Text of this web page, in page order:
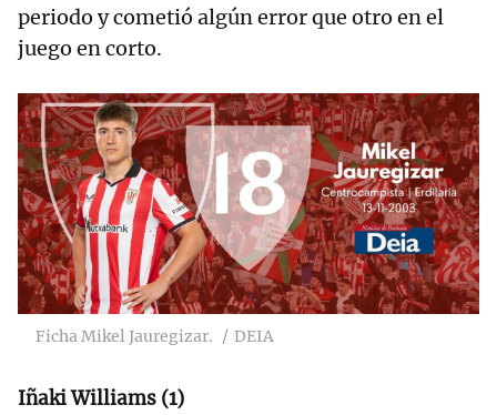
periodo y cometió algún error que otro en el
juego en corto.
Ficha Mikel Jauregizar. DEIA
Iñaki Williams (1)